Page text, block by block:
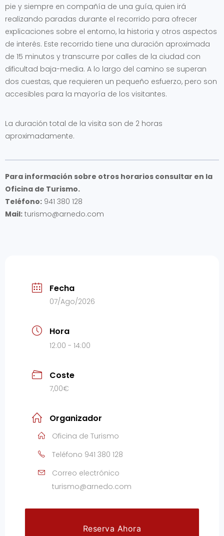
pie y siempre en compañía de una guía, quien irá
realizando paradas durante el recorrido para ofrecer
explicaciones sobre el entorno, la historia y otros aspectos
de interés. Este recorrido tiene una duración aproximada
de 15 minutos y transcurre por calles de la ciudad con
dificultad baja-media. A lo largo del camino se superan
dos cuestas, que requieren un pequeño esfuerzo, pero son
accesibles para la mayoría de los visitantes.
La duración total de la visita son de 2 horas
aproximadamente.
Para información sobre otros horarios consultar en la
Oficina de Turismo.
Teléfono: 941 380 128
Mail: turismo@arnedo.com
Fecha
07/Ago/2026
Hora
12:00 - 14:00
Coste
7,00€
Organizador
Oficina de Turismo
Teléfono 941 380 128
Correo electrónico
turismo@arnedo.com
Reserva Ahora